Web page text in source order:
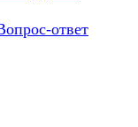
ответ